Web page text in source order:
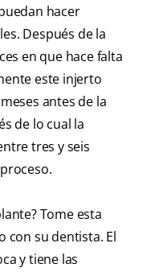
hacer
Después de la
en que hace falta
este injerto
antes de la
de lo cual la
tres y seis
Tome esta
con su dentista. El
y tiene las